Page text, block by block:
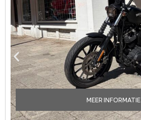
MEER INFORMATIE